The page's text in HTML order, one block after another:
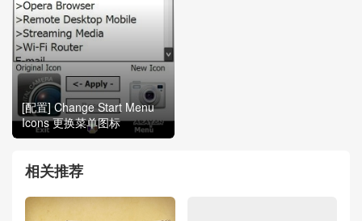
[配置] Change Start Menu
Icons 更换菜单图标
相关推荐